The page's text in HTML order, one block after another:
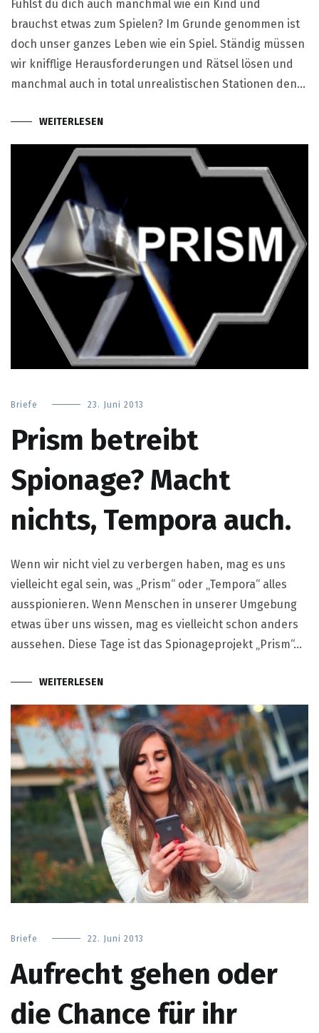
Fühlst du dich auch manchmal wie ein Kind und
brauchst etwas zum Spielen? Im Grunde genommen ist
doch unser ganzes Leben wie ein Spiel. Ständig müssen
wir knifflige Herausforderungen und Rätsel lösen und
manchmal auch in total unrealistischen Stationen den…
WEITERLESEN
Briefe 23. Juni 2013
Prism betreibt
Spionage? Macht
nichts, Tempora auch.
Wenn wir nicht viel zu verbergen haben, mag es uns
vielleicht egal sein, was „Prism“ oder „Tempora“ alles
ausspionieren. Wenn Menschen in unserer Umgebung
etwas über uns wissen, mag es vielleicht schon anders
aussehen. Diese Tage ist das Spionageprojekt „Prism“…
WEITERLESEN
Briefe 22. Juni 2013
Aufrecht gehen oder
die Chance für ihr